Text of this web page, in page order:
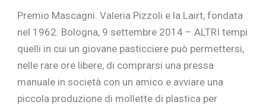
Premio Mascagni. Valeria Pizzoli e la Lairt, fondata
nel 1962. Bologna, 9 settembre 2014 – ALTRI tempi
quelli in cui un giovane pasticciere può permettersi,
nelle rare ore libere, di comprarsi una pressa
manuale in società con un amico e avviare una
piccola produzione di mollette di plastica per